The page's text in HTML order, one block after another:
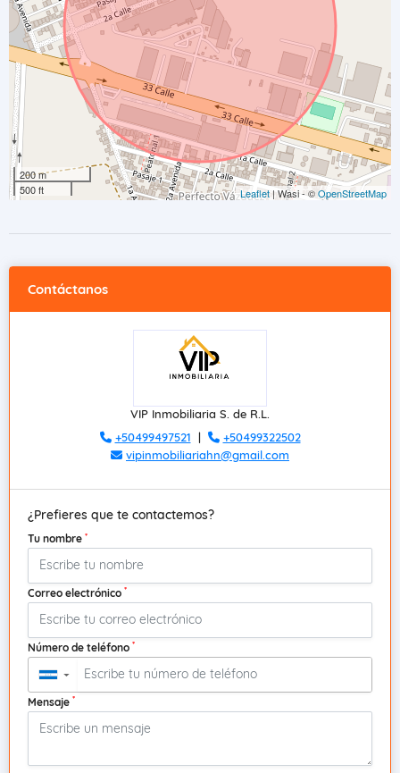
200 m
500 ft
Leaflet| Wasi - ©OpenStreetMap
Contáctanos
VIP Inmobiliaria S. de R.L.
+50499497521 |
+50499322502
vipinmobiliariahn@gmail.com
¿Prefieres que te contactemos?
Tu nombre *
Correo electrónico *
Número de teléfono *
▼
Mensaje *